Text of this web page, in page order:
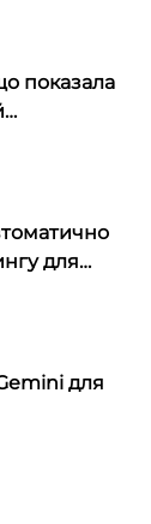
показала
для
для